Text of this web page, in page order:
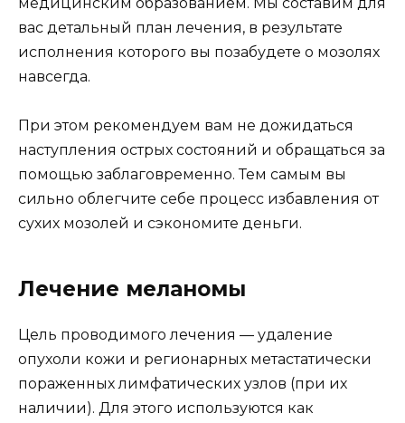
вас детальный план лечения, в результате
исполнения которого вы позабудете о мозолях
навсегда.
При этом рекомендуем вам не дожидаться
наступления острых состояний и обращаться за
помощью заблаговременно. Тем самым вы
сильно облегчите себе процесс избавления от
сухих мозолей и сэкономите деньги.
Лечение меланомы
Цель проводимого лечения — удаление
опухоли кожи и регионарных метастатически
пораженных лимфатических узлов (при их
наличии). Для этого используются как